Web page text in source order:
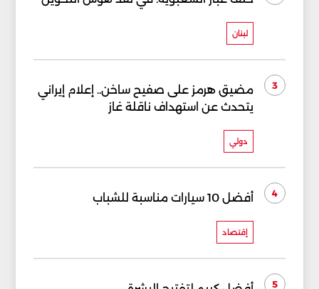
لبنان
3
مضيق هرمز على صفيح ساخن.. إعلام إيراني
يتحدث عن استهداف ناقلة غاز
دولي
4 أفضل 10 سيارات مناسبة للشباب
إقتصاد
5